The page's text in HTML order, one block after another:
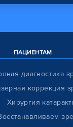
ПАЦИЕНТАМ
диагностика
коррекция
Хирургия